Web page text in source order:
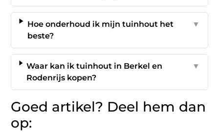
Hoe onderhoud ik mijn tuinhout het
beste?
▼
Waar kan ik tuinhout in Berkel en
Rodenrijs kopen?
▼
Goed artikel? Deel hem dan
op: